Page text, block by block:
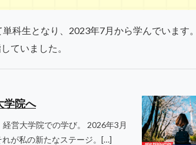
科生となり、2023年7月から学んでいます
ていました。
学院へ
営大学院での学び。 2026年3月
が私の新たなステージ。[…]